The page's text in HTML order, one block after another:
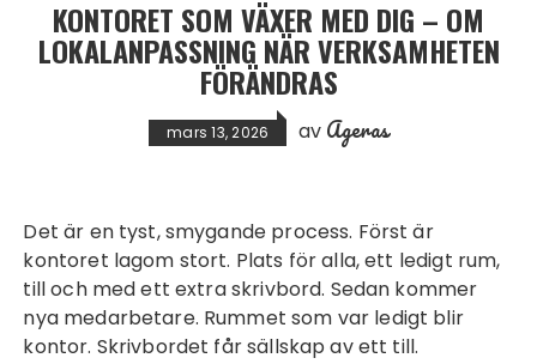
KONTORET SOM VÄXER MED DIG – OM
LOKALANPASSNING NÄR VERKSAMHETEN
FÖRÄNDRAS
mars 13, 2026 av Ageras
Det är en tyst, smygande process. Först är
kontoret lagom stort. Plats för alla, ett ledigt rum,
till och med ett extra skrivbord. Sedan kommer
nya medarbetare. Rummet som var ledigt blir
kontor. Skrivbordet får sällskap av ett till.